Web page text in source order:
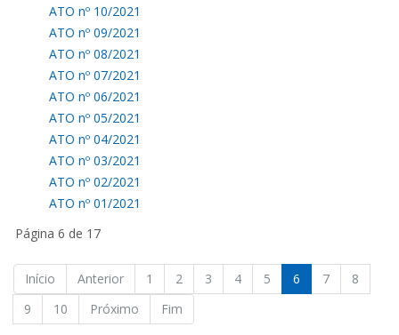
ATO nº 10/2021
ATO nº 09/2021
ATO nº 08/2021
ATO nº 07/2021
ATO nº 06/2021
ATO nº 05/2021
ATO nº 04/2021
ATO nº 03/2021
ATO nº 02/2021
ATO nº 01/2021
Página 6 de 17
Início Anterior 1 2 3 4 5 6 7
8
9
10 Próximo Fim